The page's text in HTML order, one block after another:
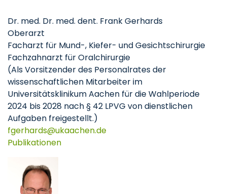
Dr. med. Dr. med. dent. Frank Gerhards
Oberarzt
Facharzt für Mund-, Kiefer- und Gesichtschirurgie
Fachzahnarzt für Oralchirurgie
(Als Vorsitzender des Personalrates der
wissenschaftlichen Mitarbeiter im
Universitätsklinikum Aachen für die Wahlperiode
2024 bis 2028 nach § 42 LPVG von dienstlichen
Aufgaben freigestellt.)
fgerhards
ukaachende
Publikationen